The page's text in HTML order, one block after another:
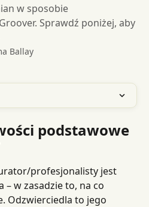
w sposobie
Sprawdź poniżej, aby
Ballay
podstawowe
profesjonalisty jest
w zasadzie to, na co
Odzwierciedla to jego